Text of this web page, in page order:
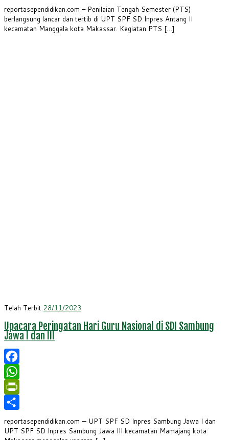
Share
reportasependidikan.com – Penilaian Tengah Semester (PTS)
berlangsung lancar dan tertib di UPT SPF SD Inpres Antang II
kecamatan Manggala kota Makassar. Kegiatan PTS […]
Telah Terbit 28/11/2023
Upacara Peringatan Hari Guru Nasional di SDI Sambung
Jawa I dan III
Facebook
WhatsApp
PrintFriendly
Share
reportasependidikan.com — UPT SPF SD Inpres Sambung Jawa I dan
UPT SPF SD Inpres Sambung Jawa III kecamatan Mamajang kota